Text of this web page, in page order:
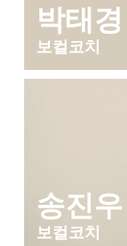
박태경
보컬코치
송진우
보컬코치